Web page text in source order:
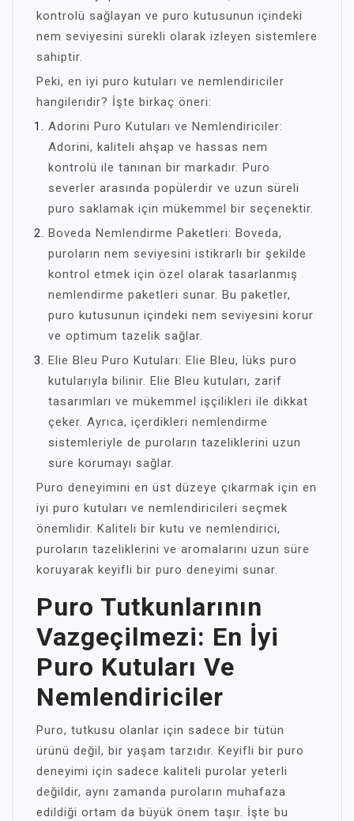
kontrolü sağlayan ve puro kutusunun içindeki
nem seviyesini sürekli olarak izleyen sistemlere
sahiptir.
Peki, en iyi puro kutuları ve nemlendiriciler
hangileridir? İşte birkaç öneri:
Adorini Puro Kutuları ve Nemlendiriciler:
Adorini, kaliteli ahşap ve hassas nem
kontrolü ile tanınan bir markadır. Puro
severler arasında popülerdir ve uzun süreli
puro saklamak için mükemmel bir seçenektir.
Boveda Nemlendirme Paketleri: Boveda,
puroların nem seviyesini istikrarlı bir şekilde
kontrol etmek için özel olarak tasarlanmış
nemlendirme paketleri sunar. Bu paketler,
puro kutusunun içindeki nem seviyesini korur
ve optimum tazelik sağlar.
Elie Bleu Puro Kutuları: Elie Bleu, lüks puro
kutularıyla bilinir. Elie Bleu kutuları, zarif
tasarımları ve mükemmel işçilikleri ile dikkat
çeker. Ayrıca, içerdikleri nemlendirme
sistemleriyle de puroların tazeliklerini uzun
süre korumayı sağlar.
Puro deneyimini en üst düzeye çıkarmak için en
iyi puro kutuları ve nemlendiricileri seçmek
önemlidir. Kaliteli bir kutu ve nemlendirici,
puroların tazeliklerini ve aromalarını uzun süre
koruyarak keyifli bir puro deneyimi sunar.
Puro Tutkunlarının
Vazgeçilmezi: En İyi
Puro Kutuları Ve
Nemlendiriciler
Puro, tutkusu olanlar için sadece bir tütün
ürünü değil, bir yaşam tarzıdır. Keyifli bir puro
deneyimi için sadece kaliteli purolar yeterli
değildir, aynı zamanda puroların muhafaza
edildiği ortam da büyük önem taşır. İşte bu